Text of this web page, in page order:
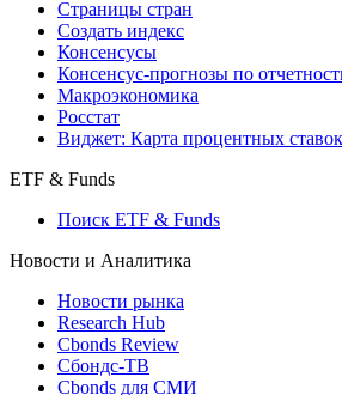
Индексы
Поиск индексов
Страницы стран
Создать индекс
Консенсусы
Консенсус-прогнозы по отчетности
Макроэкономика
Виджет: Карта процентных ставок
ETF & Funds
Поиск ETF & Funds
Новости и Аналитика
Новости рынка